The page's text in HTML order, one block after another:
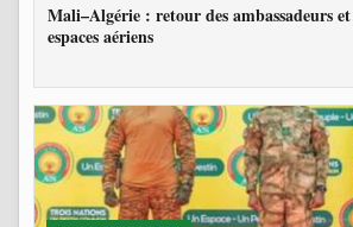
Mali–Algérie : retour des ambassadeurs
espaces aériens